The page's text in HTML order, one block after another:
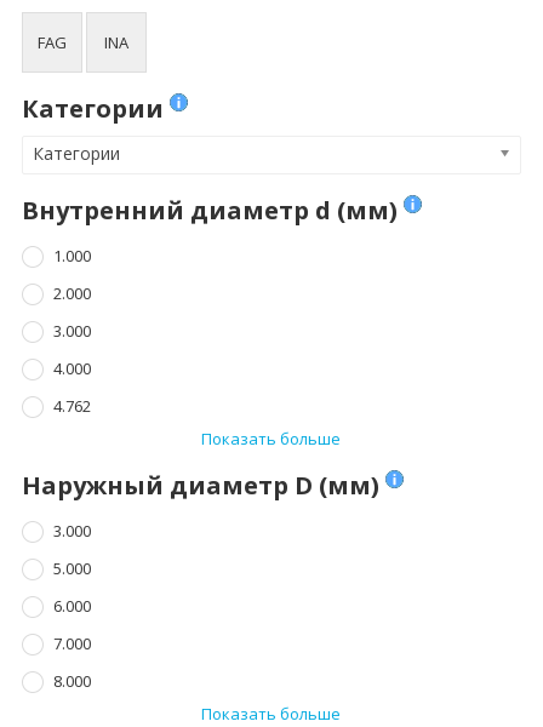
1.000
2.500
3.000
3.500
4.000
Показать больше
нагрузка C0r (N)
FAG INA
Категории
Категории
Внутренний диаметр d (мм)
1.000
2.000
3.000
4.000
4.762
Показать больше
Наружный диаметр D (мм)
3.000
5.000
6.000
7.000
8.000
Показать больше